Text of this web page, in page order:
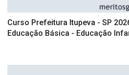
Curso Prefeitura Itupeva - SP
Educação Básica - Educação